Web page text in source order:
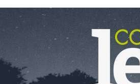
indépendance